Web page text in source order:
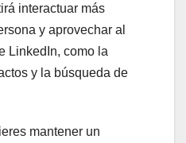
interactuar más
y aprovechar al
LinkedIn, como la
y la búsqueda de
mantener un